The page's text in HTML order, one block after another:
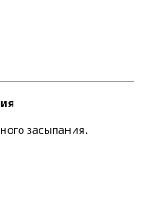
засыпания.